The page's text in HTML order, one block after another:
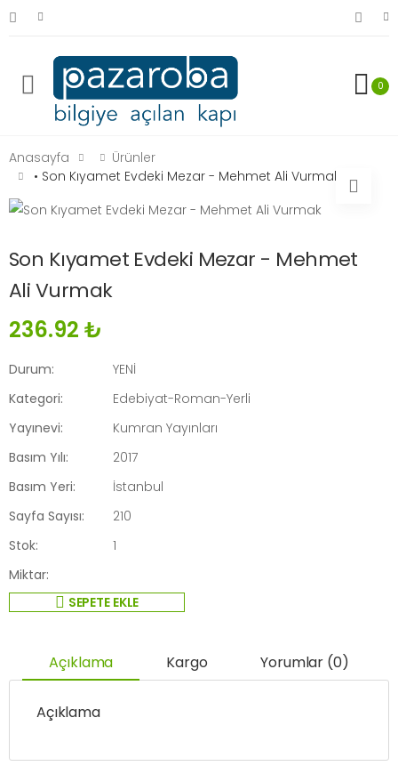
0
Anasayfa
Ürünler
• Son Kıyamet Evdeki Mezar - Mehmet Ali Vurmak
Son Kıyamet Evdeki Mezar - Mehmet
Ali Vurmak
236.92 ₺
Durum:
YENİ
Kategori:
Edebiyat-Roman-Yerli
Yayınevi:
Kumran Yayınları
Basım Yılı:
2017
Basım Yeri:
İstanbul
Sayfa Sayısı:
210
Stok:
1
Miktar:
SEPETE EKLE
Açıklama Kargo Yorumlar (0)
Açıklama